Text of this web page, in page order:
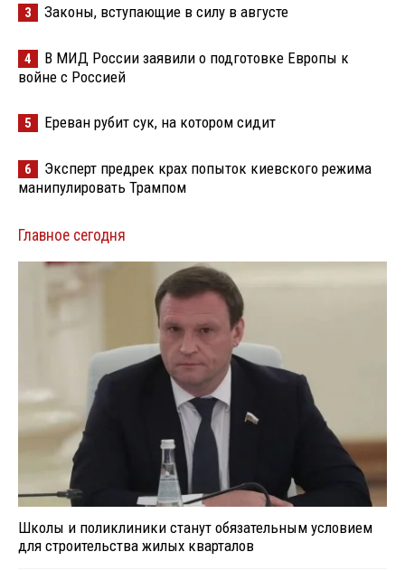
3 Законы, вступающие в силу в августе
4
В МИД России заявили о подготовке Европы к
войне с Россией
5 Ереван рубит сук, на котором сидит
6
Эксперт предрек крах попыток киевского режима
манипулировать Трампом
Главное сегодня
Школы и поликлиники станут обязательным условием
для строительства жилых кварталов